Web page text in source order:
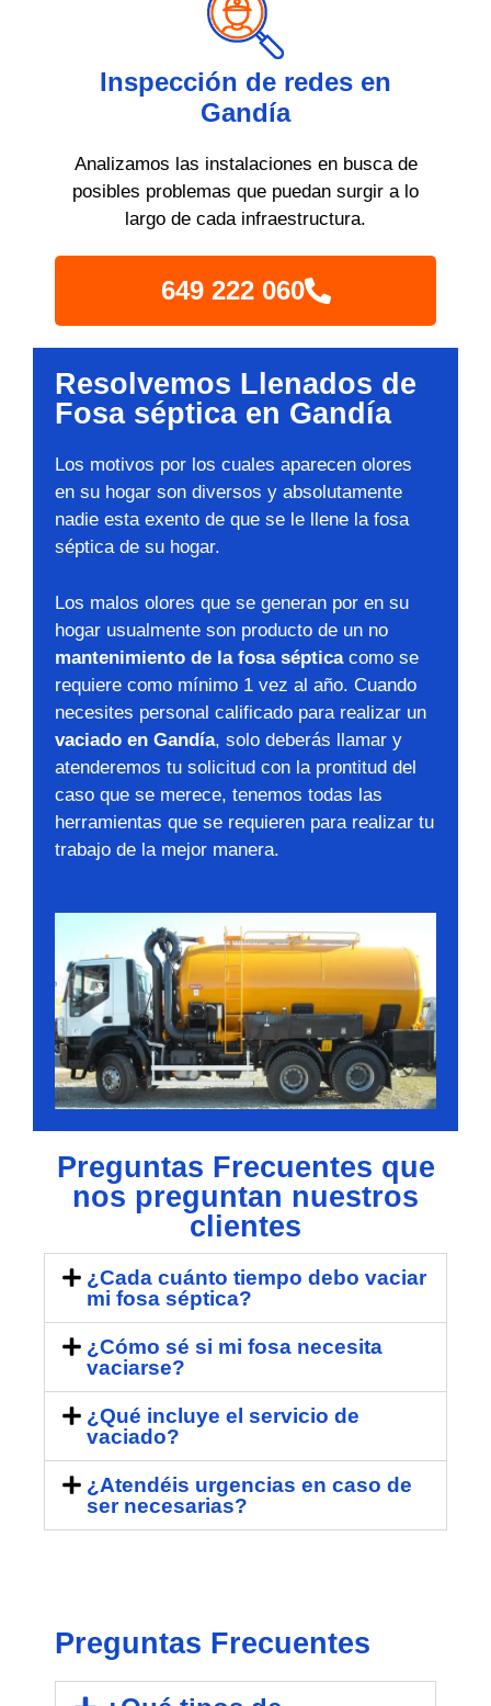
Inspección de redes en
Gandía
Analizamos las instalaciones en busca de
posibles problemas que puedan surgir a lo
largo de cada infraestructura.
649 222 060
Resolvemos Llenados de
Fosa séptica en Gandía
Los motivos por los cuales aparecen olores
en su hogar son diversos y absolutamente
nadie esta exento de que se le llene la fosa
séptica de su hogar.
Los malos olores que se generan por en su
hogar usualmente son producto de un no
mantenimiento de la fosa sépticacomo se
requiere como mínimo 1 vez al año. Cuando
necesites personal calificado para realizar un
vaciado en Gandía, solo deberás llamar y
atenderemos tu solicitud con la prontitud del
caso que se merece, tenemos todas las
herramientas que se requieren para realizar tu
trabajo de la mejor manera.
Preguntas Frecuentes que
nos preguntan nuestros
clientes
¿Cada cuánto tiempo debo vaciar
mi fosa séptica?
¿Cómo sé si mi fosa necesita
vaciarse?
¿Qué incluye el servicio de
vaciado?
¿Atendéis urgencias en caso de
ser necesarias?
Preguntas Frecuentes